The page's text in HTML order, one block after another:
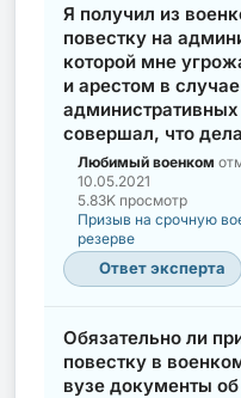
Я получил из
повестку на
которой мне
и арестом в
совершал, что
Любимый военком
10.05.2021
5.83K просмотр
Призыв на срочную
резерве
Ответ эксперта
Обязательно ли
повестку в
вузе документы